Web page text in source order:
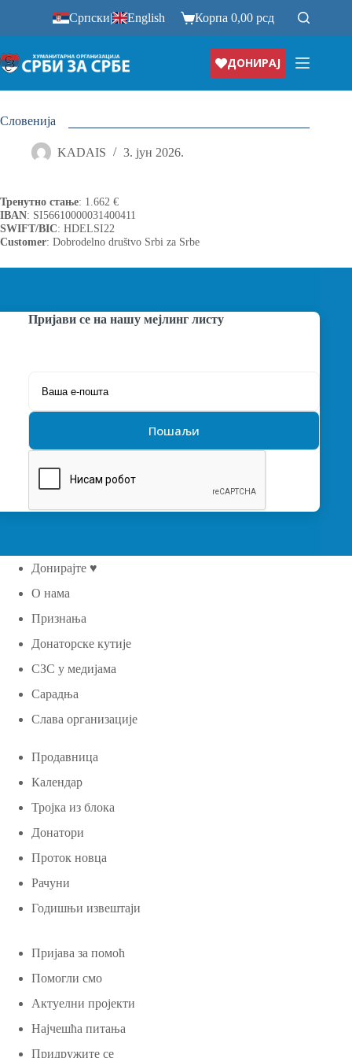
Српски| English Корпа0,00рсд
ДОНИРАЈ
Словенија
KADAIS 3. јун 2026.
Тренутно стање: 1.662 €
IBAN: SI56610000031400411
SWIFT/BIC: HDELSI22
Customer: Dobrodelno društvo Srbi za Srbe
Пријави се на нашу мејлинг листу
Донирајте ♥
О нама
Признања
Донаторске кутије
СЗС у медијама
Сарадња
Слава организације
Продавница
Календар
Тројка из блока
Донатори
Проток новца
Рачуни
Годишњи извештаји
Пријава за помоћ
Помогли смо
Актуелни пројекти
Најчешћа питања
Придружите се